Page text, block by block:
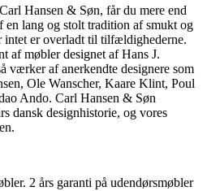
Hansen & Søn, får du mere end
lang og stolt tradition af smukt og
er overladt til tilfældighederne.
af møbler designet af Hans J.
værker af anerkendte designere som
Ole Wanscher, Kaare Klint, Poul
Ando. Carl Hansen & Søn
dansk designhistorie, og vores
2 års garanti på udendørsmøbler